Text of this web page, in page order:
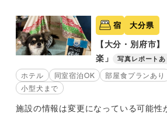
宿 大分県
【大分・別府市
楽」
写真レポートあ
ホテル 同室宿泊OK 部屋食プランあり
小型犬まで
施設の情報は変更になっている可能性